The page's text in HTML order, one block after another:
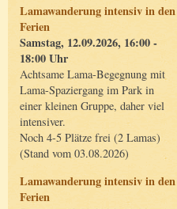
Lamawanderung intensiv in den
Ferien
Samstag, 12.09.2026, 16:00 -
18:00 Uhr
Achtsame Lama-Begegnung mit
Lama-Spaziergang im Park in
einer kleinen Gruppe, daher viel
intensiver.
Noch 4-5 Plätze frei (2 Lamas)
(Stand vom 03.08.2026)
Lamawanderung intensiv in den
Ferien